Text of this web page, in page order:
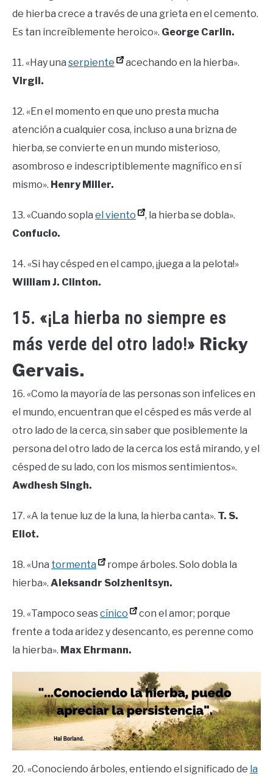
de hierba crece a través de una grieta en el cemento.
Es tan increíblemente heroico». George Carlin.
11. «Hay una serpiente
acechando en la hierba».
Virgil.
12. «En el momento en que uno presta mucha
atención a cualquier cosa, incluso a una brizna de
hierba, se convierte en un mundo misterioso,
asombroso e indescriptiblemente magnífico en sí
mismo». Henry Miller.
13. «Cuando sopla el viento
, la hierba se dobla».
Confucio.
14. «Si hay césped en el campo, ¡juega a la pelota!»
William J. Clinton.
15. «¡La hierba no siempre es
más verde del otro lado!» Ricky
Gervais.
16. «Como la mayoría de las personas son infelices en
el mundo, encuentran que el césped es más verde al
otro lado de la cerca, sin saber que posiblemente la
persona del otro lado de la cerca los está mirando, y el
césped de su lado, con los mismos sentimientos».
Awdhesh Singh.
17. «A la tenue luz de la luna, la hierba canta». T. S.
Eliot.
18. «Una tormenta
rompe árboles. Solo dobla la
hierba». Aleksandr Solzhenitsyn.
19. «Tampoco seascínico
con el amor; porque
frente a toda aridez y desencanto, es perenne como
la hierba». Max Ehrmann.
20. «Conociendo árboles, entiendo el significado de la